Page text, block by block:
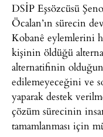
DSİP Eşsözcüsü
Öcalan’ın sürecin
Kobanê eylemlerini
kişinin öldüğü
alternatifinin
edilemeyeceğini ve
yaparak destek
çözüm sürecinin
tamamlanması için